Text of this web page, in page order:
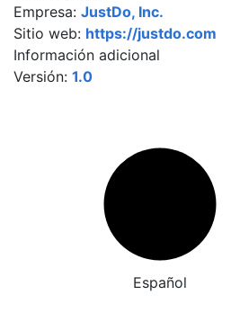
Empresa: JustDo, Inc.
Sitio web: https://justdo.com
Información adicional
Versión: 1.0
Español